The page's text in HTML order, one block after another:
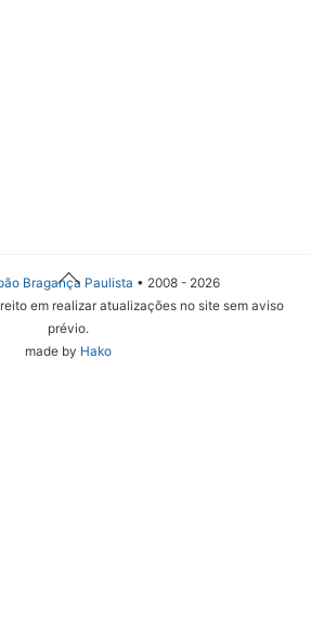
Back
To
Top
Bragança Paulista • 2008 - 2026
em realizar atualizações no site sem aviso
prévio.
made by Hako